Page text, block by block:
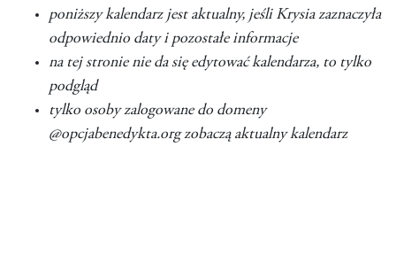
poniższy kalendarz jest aktualny, jeśli Krysia zaznaczyła
odpowiednio daty i pozostałe informacje
na tej stronie nie da się edytować kalendarza, to tylko
podgląd
tylko osoby zalogowane do domeny
@opcjabenedykta.org zobaczą aktualny kalendarz